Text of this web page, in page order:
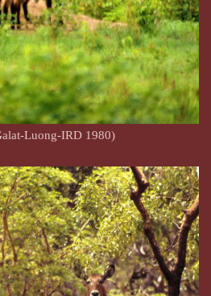
Luong-IRD 1980)